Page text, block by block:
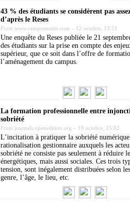
43 % des étudiants se considèrent pas
d’après le Reses
From www.campusmatin.com – 12 octobre, 13:51
Une enquête du Reses publiée le 21
des étudiants sur la prise en compte des
supérieur, que ce soit dans l’offre de
l’aménagement du campus.
La formation professionnelle entre
sobriété
From journals.openedition.org – 19 octobre, 15:02
L’incitation à pratiquer la sobriété numérique
rationalisation gestionnaire auxquels les
sobriété ne consiste pas seulement à réduire
énergétiques, mais aussi sociales. Ces trois
tension, sont inégalement distribuées selon
genre, l’âge, le lieu, etc.